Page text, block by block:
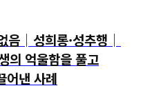
음│성희롱·성추행│
의 억울함을 풀고
어낸 사례